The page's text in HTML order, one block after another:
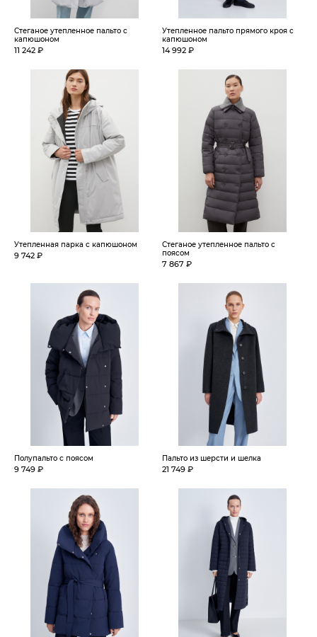
Стеганое утепленное пальто с
капюшоном
11 242 ₽
Утепленное пальто прямого кроя с
капюшоном
14 992 ₽
Утепленная парка с капюшоном
9 742 ₽
Стеганое утепленное пальто с
поясом
7 867 ₽
Полупальто с поясом
9 749 ₽
Пальто из шерсти и шелка
21 749 ₽